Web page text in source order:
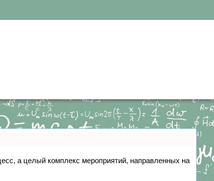
а целый комплекс мероприятий, направленных на